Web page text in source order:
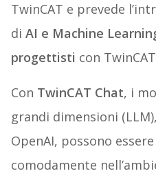
TwinCAT e prevede
di AI e Machine
progettisti con
Con TwinCAT Chat, i
grandi dimensioni
OpenAI, possono
comodamente